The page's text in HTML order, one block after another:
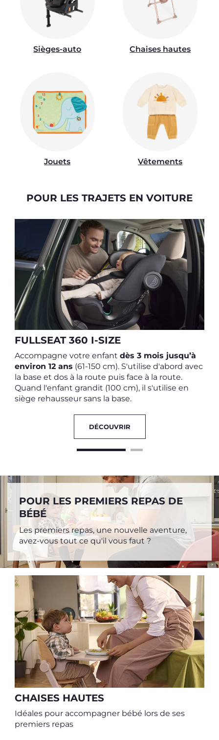
Sièges-auto Chaises hautes
Jouets Vêtements
POUR LES TRAJETS EN VOITURE
FULLSEAT 360 I-SIZE
Accompagne votre enfant dès 3 mois jusqu’à
environ 12 ans (61-150 cm). S'utilise d'abord avec
la base et dos à la route puis face à la route.
Quand l'enfant grandit (100 cm), il s'utilise en
siège rehausseur sans la base.
DÉCOUVRIR
POUR LES PREMIERS REPAS DE
BÉBÉ
Les premiers repas, une nouvelle aventure,
avez-vous tout ce qu'il vous faut ?
CHAISES HAUTES
Idéales pour accompagner bébé lors de ses
premiers repas